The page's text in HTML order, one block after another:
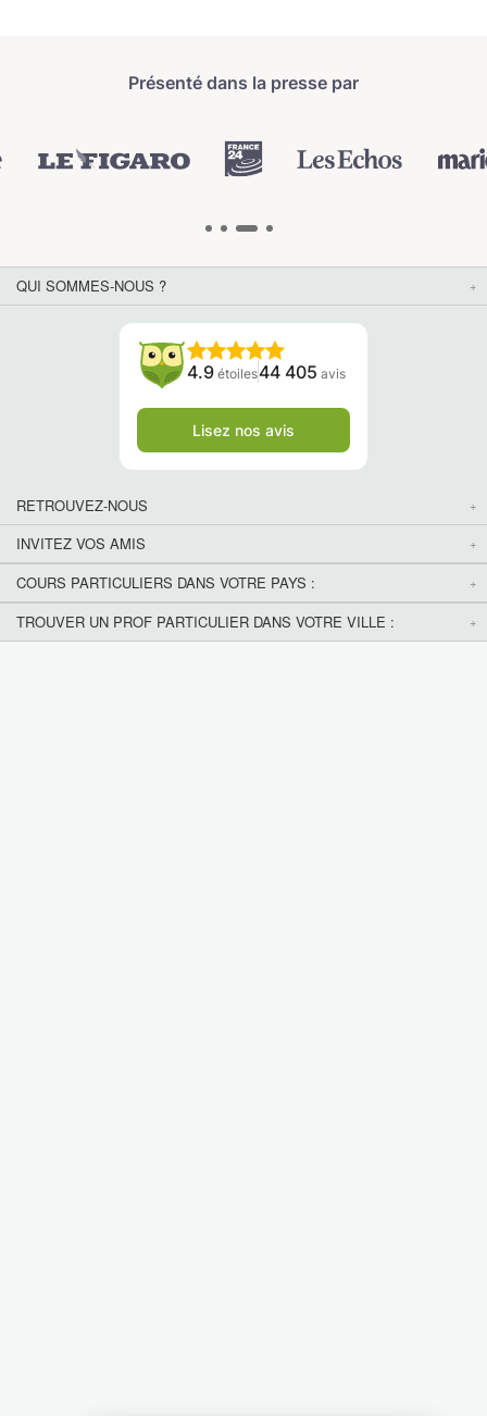
Présenté dans la presse par
QUI SOMMES-NOUS ?
4.9 étoiles44 405 avis
Lisez nos avis
RETROUVEZ-NOUS
INVITEZ VOS AMIS
COURS PARTICULIERS DANS VOTRE PAYS :
TROUVER UN PROF PARTICULIER DANS VOTRE VILLE :